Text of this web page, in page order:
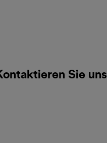
Sie uns